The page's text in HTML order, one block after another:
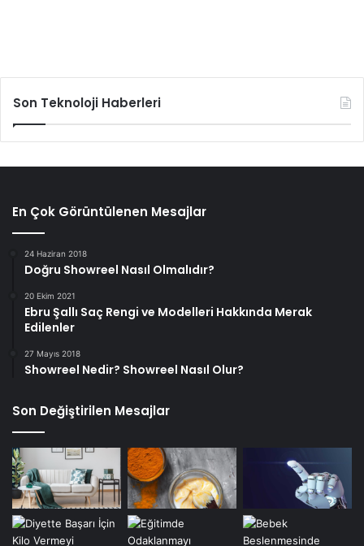
Son Teknoloji Haberleri
En Çok Görüntülenen Mesajlar
24 Haziran 2018
Doğru Showreel Nasıl Olmalıdır?
20 Ekim 2021
Ebru Şallı Saç Rengi ve Modelleri Hakkında Merak
Edilenler
27 Mayıs 2018
Showreel Nedir? Showreel Nasıl Olur?
Son Değiştirilen Mesajlar